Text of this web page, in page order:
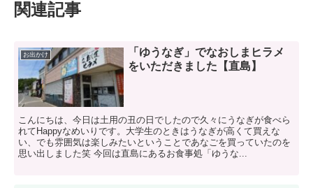
関連記事
お出かけ
「ゆうなぎ」でなおしまヒラメ
をいただきました【直島】
こんにちは、今日は土用の丑の日でしたので久々にうなぎが食べら
れてHappyなめいりです。大学生のときはうなぎが高くて買えな
い、でも雰囲気は楽しみたいということであなごを買っていたのを
思い出しました笑 今回は直島にあるお食事処「ゆうな...